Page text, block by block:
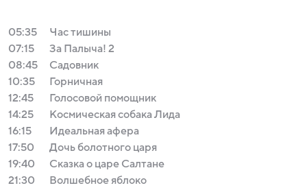
05:35
Час тишины
07:15
За Палыча! 2
08:45
Садовник
10:35
Горничная
12:45
Голосовой помощник
14:25
Космическая собака Лида
16:15
Идеальная афера
17:50
Дочь болотного царя
19:40
Сказка о царе Салтане
21:30
Волшебное яблоко